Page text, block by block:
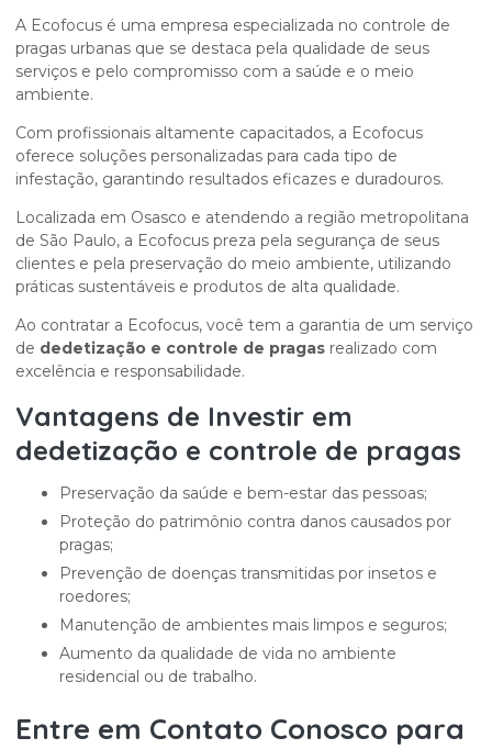
A Ecofocus é uma empresa especializada no controle de
pragas urbanas que se destaca pela qualidade de seus
serviços e pelo compromisso com a saúde e o meio
ambiente.
Com profissionais altamente capacitados, a Ecofocus
oferece soluções personalizadas para cada tipo de
infestação, garantindo resultados eficazes e duradouros.
Localizada em Osasco e atendendo a região metropolitana
de São Paulo, a Ecofocus preza pela segurança de seus
clientes e pela preservação do meio ambiente, utilizando
práticas sustentáveis e produtos de alta qualidade.
Ao contratar a Ecofocus, você tem a garantia de um serviço
de dedetização e controle de pragas realizado com
excelência e responsabilidade.
Vantagens de Investir em
dedetização e controle de pragas
Preservação da saúde e bem-estar das pessoas;
Proteção do patrimônio contra danos causados por
pragas;
Prevenção de doenças transmitidas por insetos e
roedores;
Manutenção de ambientes mais limpos e seguros;
Aumento da qualidade de vida no ambiente
residencial ou de trabalho.
Entre em Contato Conosco para